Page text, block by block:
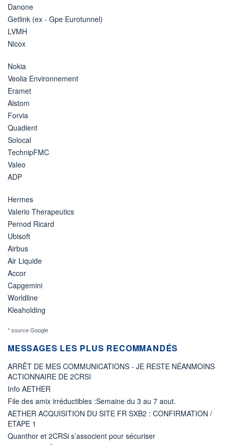
Danone
Getlink (ex - Gpe Eurotunnel)
LVMH
Nicox
Nokia
Veolia Environnement
Eramet
Alstom
Forvia
Quadient
Solocal
TechnipFMC
Valeo
ADP
Hermes
Valerio Therapeutics
Pernod Ricard
Ubisoft
Airbus
Air Liquide
Accor
Capgemini
Worldline
Kleaholding
* source Google
MESSAGES LES PLUS RECOMMANDÉS
ARRÊT DE MES COMMUNICATIONS - JE RESTE NÉANMOINS
ACTIONNAIRE DE 2CRSI
Info AETHER
File des amix irréductibles :Semaine du 3 au 7 aout.
AETHER ACQUISITION DU SITE FR SXB2 : CONFIRMATION /
ETAPE 1
Quanthor et 2CRSi s’associent pour sécuriser